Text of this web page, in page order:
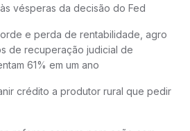
vésperas da decisão do Fed
e perda de rentabilidade, agro
de recuperação judicial de
61% em um ano
crédito a produtor rural que pedir